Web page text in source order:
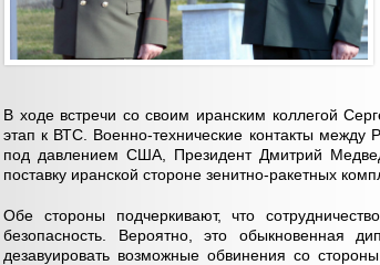
В ходе встречи со своим иранским коллегой
этап к ВТС. Военно-технические контакты
под давлением США, Президент Дмитрий
поставку иранской стороне зенитно-ракетных
Обе стороны подчеркивают, что
безопасность. Вероятно, это обыкновенная
дезавуировать возможные обвинения со